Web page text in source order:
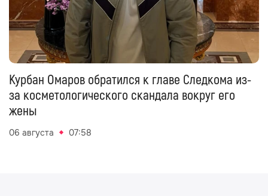
Курбан Омаров обратился к главе Следкома из-
за косметологического скандала вокруг его
жены
06 августа 07:58